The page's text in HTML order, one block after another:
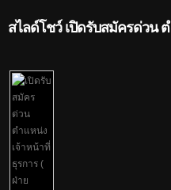
สไลด์โชว์ เปิดรับสมัครด่วน